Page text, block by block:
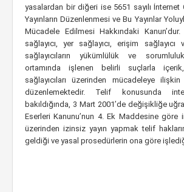
yasalardan bir diğeri ise 5651 sayılı İnternet
Yayınların Düzenlenmesi ve Bu Yayınlar
Mücadele Edilmesi Hakkındaki
sağlayıcı, yer sağlayıcı, erişim
sağlayıcıların yükümlülük ve
ortamında işlenen belirli suçlarla
sağlayıcıları üzerinden mücadeleye
düzenlemektedir. Telif konusunda
bakıldığında, 3 Mart 2001’de değişikliğe
Eserleri Kanunu’nun 4. Ek Maddesine göre
üzerinden izinsiz yayın yapmak telif
geldiği ve yasal prosedürlerin ona göre